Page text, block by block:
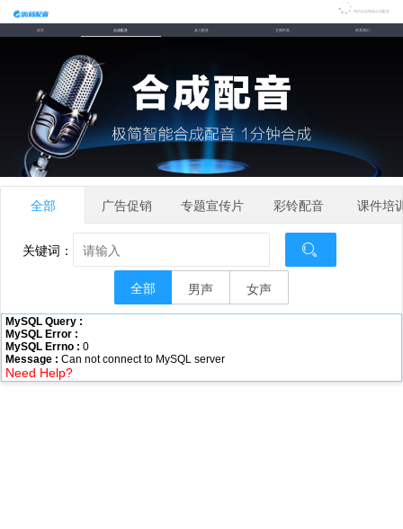
简约在线智能合成配音
首页 合成配音 真人配音 主播列表 联系我们
全部 广告促销 专题宣传片 彩铃配音 课件培
关键词：
全部 男声 女声
MySQL Query :
MySQL Error :
MySQL Errno : 0
Message : Can not connect to MySQL server
Need Help?